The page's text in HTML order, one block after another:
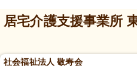
居宅介護支援事業所
社会福祉法人 敬寿会